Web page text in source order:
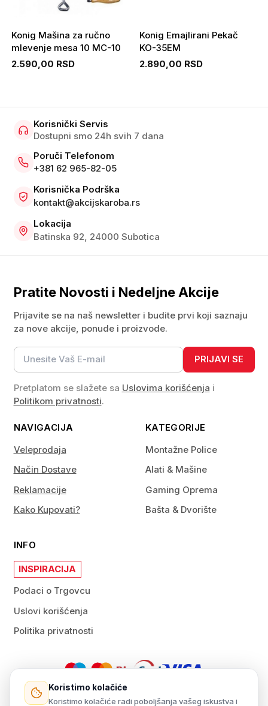
Koristimo kolačiće
Koristimo kolačiće radi poboljšanja vašeg iskustva i
Konig Mašina za ručno
mlevenje mesa 10 MC-10
2.590,00 RSD
Konig Emajlirani Pekač
KO-35EM
2.890,00 RSD
Korisnički Servis
Dostupni smo 24h svih 7 dana
Poruči Telefonom
+381 62 965-82-05
Korisnička Podrška
kontakt@akcijskaroba.rs
Lokacija
Batinska 92, 24000 Subotica
Pratite Novosti i Nedeljne Akcije
Prijavite se na naš newsletter i budite prvi koji saznaju
za nove akcije, ponude i proizvode.
PRIJAVI SE
Pretplatom se slažete sa Uslovima korišćenja i
Politikom privatnosti.
NAVIGACIJA
Veleprodaja
Način Dostave
Reklamacije
Kako Kupovati?
KATEGORIJE
Montažne Police
Alati & Mašine
Gaming Oprema
Bašta & Dvorište
INFO
INSPIRACIJA
Podaci o Trgovcu
Uslovi korišćenja
Politika privatnosti